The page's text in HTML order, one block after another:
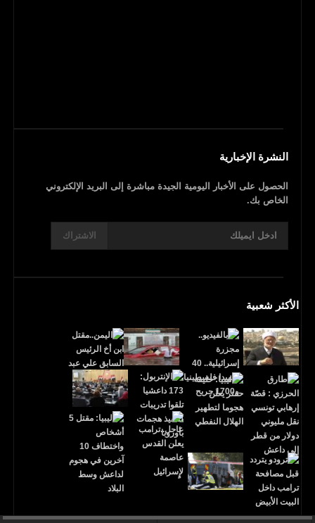
النشرة الإخبارية
الحصول على الأخبار اليومية الجيدة مباشرة إلى البريد الإلكتروني
الخاص بك.
الاشتراك
الأكثر شعبية